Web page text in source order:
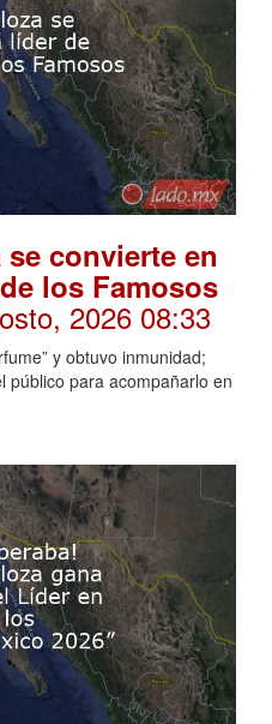
convierte en
los Famosos
2026 08:33
y obtuvo inmunidad;
público para acompañarlo en